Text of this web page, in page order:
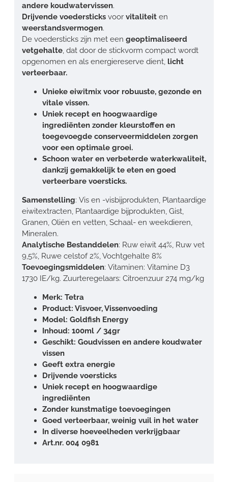
andere koudwatervissen.
Drijvende voedersticks voor vitaliteit en
weerstandsvermogen.
De voedersticks zijn met een geoptimaliseerd
vetgehalte, dat door de stickvorm compact wordt
opgenomen en als energiereserve dient, licht
verteerbaar.
Unieke eiwitmix voor robuuste, gezonde en
vitale vissen.
Uniek recept en hoogwaardige
ingrediënten zonder kleurstoffen en
toegevoegde conserveermiddelen zorgen
voor een optimale groei.
Schoon water en verbeterde waterkwaliteit,
dankzij gemakkelijk te eten en goed
verteerbare voersticks.
Samenstelling: Vis en -visbijprodukten, Plantaardige
eiwitextracten, Plantaardige bijprodukten, Gist,
Granen, Oliën en vetten, Schaal- en weekdieren,
Mineralen.
Analytische Bestanddelen: Ruw eiwit 44%, Ruw vet
9,5%, Ruwe celstof 2%, Vochtgehalte 8%
Toevoegingsmiddelen: Vitaminen: Vitamine D3
1730 IE/kg. Zuurteregelaars: Citroenzuur 274 mg/kg
Merk: Tetra
Product: Visvoer, Vissenvoeding
Model: Goldfish Energy
Inhoud: 100ml / 34gr
Geschikt: Goudvissen en andere koudwater
vissen
Geeft extra energie
Drijvende voersticks
Uniek recept en hoogwaardige
ingrediënten
Zonder kunstmatige toevoegingen
Goed verteerbaar, weinig vuil in het water
In diverse hoeveelheden verkrijgbaar
Art.nr. 004 0981